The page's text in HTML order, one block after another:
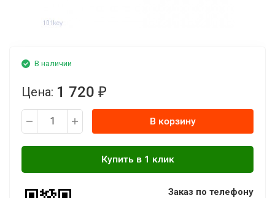
В наличии
Цена: 1 720 ₽
В корзину
Заказ по телефону